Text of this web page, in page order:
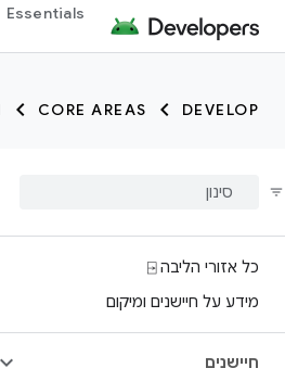
Essentials
DEVELOP
CORE AREAS
כל אזורי הליבה ⍈
מידע על חיישנים ומיקום
חיישנים